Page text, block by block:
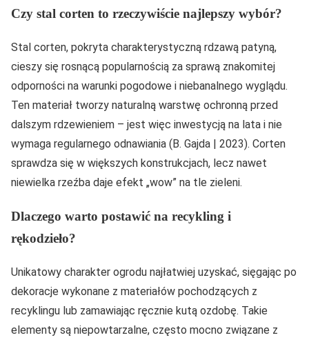
Czy stal corten to rzeczywiście najlepszy wybór?
Stal corten, pokryta charakterystyczną rdzawą patyną,
cieszy się rosnącą popularnością za sprawą znakomitej
odporności na warunki pogodowe i niebanalnego wyglądu.
Ten materiał tworzy naturalną warstwę ochronną przed
dalszym rdzewieniem – jest więc inwestycją na lata i nie
wymaga regularnego odnawiania (B. Gajda | 2023). Corten
sprawdza się w większych konstrukcjach, lecz nawet
niewielka rzeźba daje efekt „wow” na tle zieleni.
Dlaczego warto postawić na recykling i
rękodzieło?
Unikatowy charakter ogrodu najłatwiej uzyskać, sięgając po
dekoracje wykonane z materiałów pochodzących z
recyklingu lub zamawiając ręcznie kutą ozdobę. Takie
elementy są niepowtarzalne, często mocno związane z